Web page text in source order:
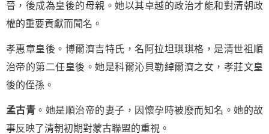
晉，後成為皇後的母親。她以其卓越的政治才能和對清朝政
權的重要貢獻而聞名。
孝惠章皇後。博爾濟吉特氏，名阿拉坦琪琪格，是清世祖順
治帝的第二任皇後。她是科爾沁貝勒綽爾濟之女，孝莊文皇
後的侄孫。
孟古青 。她是順治帝的妻子，因懷孕時被廢而知名。她的故
事反映了清朝初期對蒙古聯盟的重視。